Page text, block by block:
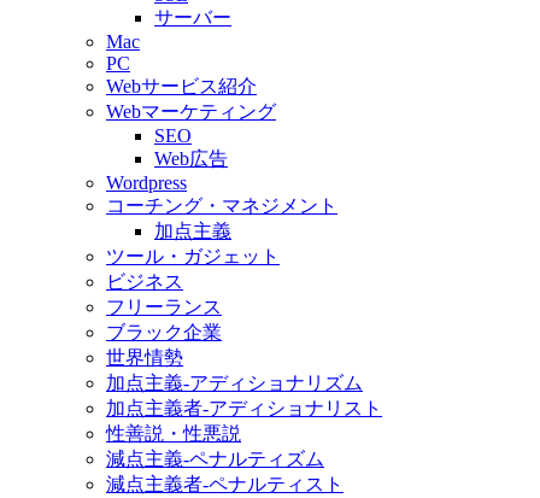
サーバー
Mac
PC
Webサービス紹介
Webマーケティング
SEO
Web広告
Wordpress
コーチング・マネジメント
加点主義
ツール・ガジェット
ビジネス
フリーランス
ブラック企業
世界情勢
加点主義-アディショナリズム
加点主義者-アディショナリスト
性善説・性悪説
減点主義-ペナルティズム
減点主義者-ペナルティスト